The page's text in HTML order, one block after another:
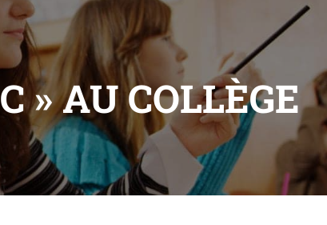
» AU COLLÈGE